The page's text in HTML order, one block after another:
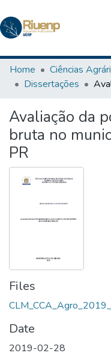
Communities &
Browse DSpace
Statistics
The Repository
Home Ciências
Dissertações
Avaliação da
bruta no
PR
Files
Date
2019-02-28